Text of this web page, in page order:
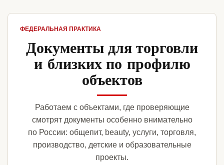
ФЕДЕРАЛЬНАЯ ПРАКТИКА
Документы для торговли
и близких по профилю
объектов
Работаем с объектами, где проверяющие
смотрят документы особенно внимательно
по России: общепит, beauty, услуги, торговля,
производство, детские и образовательные
проекты.